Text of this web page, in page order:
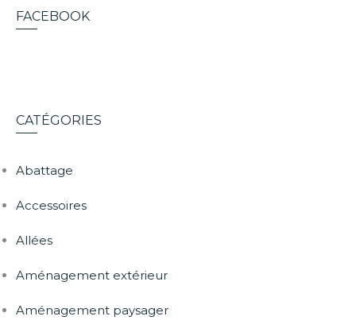
FACEBOOK
CATÉGORIES
Abattage
Accessoires
Allées
Aménagement extérieur
Aménagement paysager